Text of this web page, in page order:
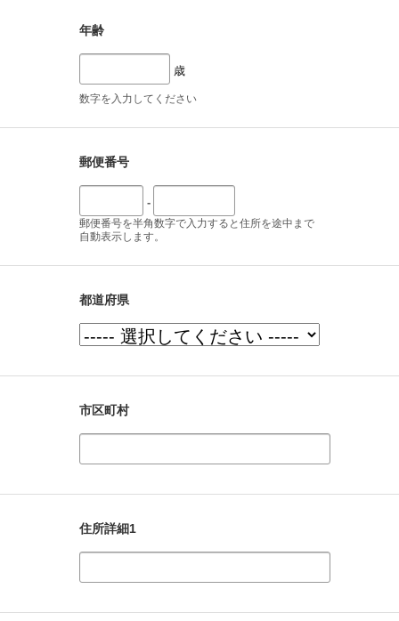
年齢
歳
数字を入力してください
郵便番号
-
郵便番号を半角数字で入力すると住所を途中まで
自動表示します。
都道府県
市区町村
住所詳細1